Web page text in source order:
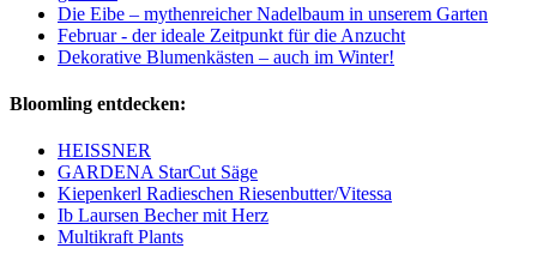
Die Eibe – mythenreicher Nadelbaum in unserem Garten
Februar - der ideale Zeitpunkt für die Anzucht
Dekorative Blumenkästen – auch im Winter!
Bloomling entdecken:
HEISSNER
GARDENA StarCut Säge
Kiepenkerl Radieschen Riesenbutter/Vitessa
Ib Laursen Becher mit Herz
Multikraft Plants